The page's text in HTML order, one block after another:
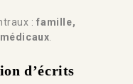
:famille,
d’écrits